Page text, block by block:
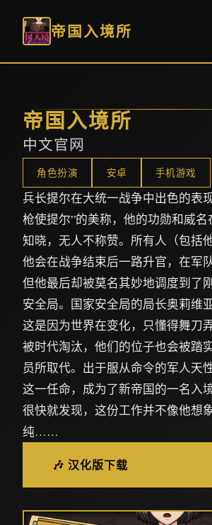
帝国入境所
帝国入境所
中文官网
角色扮演 安卓 手机游戏
兵长提尔在大统一战争中出色的表
枪使提尔”的美称，他的功勋和威
知晓，无人不称赞。所有人（包括
他会在战争结束后一路升官，在军
但他最后却被莫名其妙地调度到了
安全局。国家安全局的局长奥莉维
这是因为世界在变化，只懂得舞刀
被时代淘汰，他们的位子也会被踏
员所取代。出于服从命令的军人天
这一任命，成为了新帝国的一名入
很快就发现，这份工作并不像他想
纯……
🎶 汉化版下载